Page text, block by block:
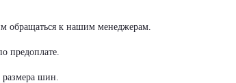
обращаться к нашим менеджерам.
предоплате.
размера шин.